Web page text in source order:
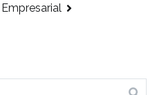
Empresarial